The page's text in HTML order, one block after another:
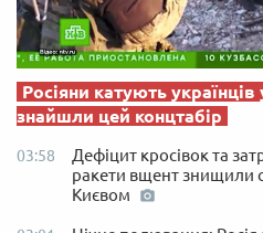
Росіяни катують українців
знайшли цей концтабір
03:58
Дефіцит кросівок та
ракети вщент знищили
Києвом